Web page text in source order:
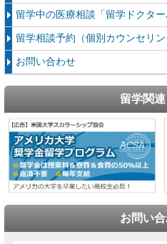
留学中の医療相談「留学ドクター
留学相談予約（個別カウンセリン
お問い合わせ
留学関
お問い